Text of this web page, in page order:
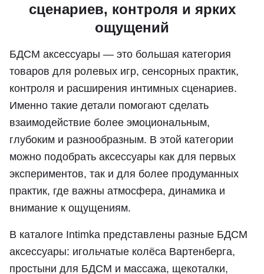
сценариев, контроля и ярких
ощущений
БДСМ аксессуары — это большая категория
товаров для ролевых игр, сенсорных практик,
контроля и расширения интимных сценариев.
Именно такие детали помогают сделать
взаимодействие более эмоциональным,
глубоким и разнообразным. В этой категории
можно подобрать аксессуары как для первых
экспериментов, так и для более продуманных
практик, где важны атмосфера, динамика и
внимание к ощущениям.
В каталоге Intimka представлены разные БДСМ
аксессуары: игольчатые колёса Вартенберга,
простыни для БДСМ и массажа, щекоталки,